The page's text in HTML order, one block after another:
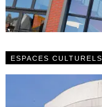
ESPACES CULTURELS